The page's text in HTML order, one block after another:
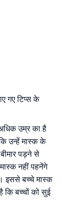
गए टिप्स के
उम्र का है
उन्हें मास्क के
पड़ने से
नहीं पहनेंगे
इससे बच्चे मास्क
बच्चों को सुई